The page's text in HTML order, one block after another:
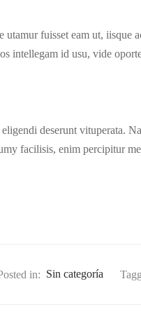
utamur fuisset eam ut, iisque
intellegam id usu, vide
deserunt vituperata.
facilisis, enim percipitur
in: Sin categoría